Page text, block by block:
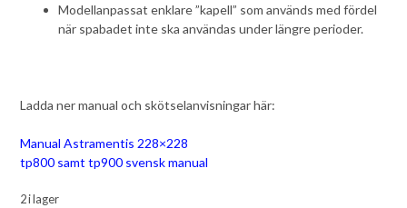
Modellanpassat enklare ”kapell” som används med fördel
när spabadet inte ska användas under längre perioder.
Ladda ner manual och skötselanvisningar här:
Manual Astramentis 228×228
tp800 samt tp900 svensk manual
2 i lager